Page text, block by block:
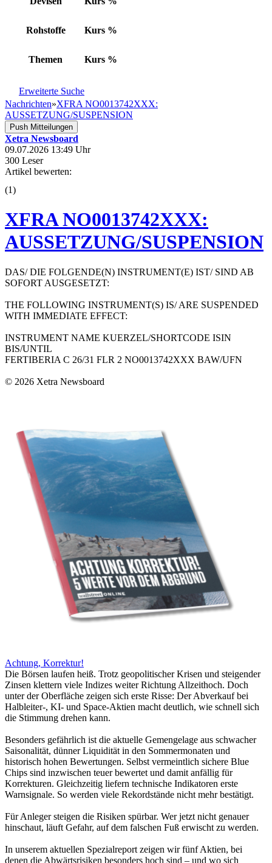
Rohstoffe Kurs %
Themen Kurs %
Erweiterte Suche
Nachrichten»XFRA NO0013742XXX:
AUSSETZUNG/SUSPENSION
Push Mitteilungen
Xetra Newsboard
09.07.2026 13:49 Uhr
300 Leser
Artikel bewerten:
(1)
XFRA NO0013742XXX:
AUSSETZUNG/SUSPENSION
DAS/ DIE FOLGENDE(N) INSTRUMENT(E) IST/ SIND AB
SOFORT AUSGESETZT:
THE FOLLOWING INSTRUMENT(S) IS/ ARE SUSPENDED
WITH IMMEDIATE EFFECT:
INSTRUMENT NAME KUERZEL/SHORTCODE ISIN
BIS/UNTIL
FERTIBERIA C 26/31 FLR 2 NO0013742XXX BAW/UFN
© 2026 Xetra Newsboard
Achtung, Korrektur!
Die Börsen laufen heiß. Trotz geopolitischer Krisen und steigender
Zinsen klettern viele Indizes weiter Richtung Allzeithoch. Doch
unter der Oberfläche zeigen sich erste Risse: Der Abverkauf bei
Halbleiter-, KI- und Space-Aktien macht deutlich, wie schnell sich
die Stimmung drehen kann.
Besonders gefährlich ist die aktuelle Gemengelage aus schwacher
Saisonalität, dünner Liquidität in den Sommermonaten und
historisch hohen Bewertungen. Selbst vermeintlich sichere Blue
Chips sind inzwischen teuer bewertet und damit anfällig für
Korrekturen. Gleichzeitig liefern technische Indikatoren erste
Warnsignale. So werden viele Rekordstände nicht mehr bestätigt.
Für Anleger steigen die Risiken spürbar. Wer jetzt nicht genauer
hinschaut, läuft Gefahr, auf dem falschen Fuß erwischt zu werden.
In unserem aktuellen Spezialreport zeigen wir fünf Aktien, bei
denen die Abwärtsrisiken besonders hoch sind – und wo sich